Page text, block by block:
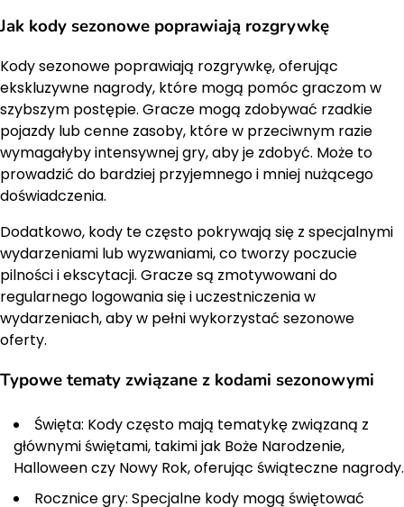
Jak kody sezonowe poprawiają rozgrywkę
Kody sezonowe poprawiają rozgrywkę, oferując
ekskluzywne nagrody, które mogą pomóc graczom w
szybszym postępie. Gracze mogą zdobywać rzadkie
pojazdy lub cenne zasoby, które w przeciwnym razie
wymagałyby intensywnej gry, aby je zdobyć. Może to
prowadzić do bardziej przyjemnego i mniej nużącego
doświadczenia.
Dodatkowo, kody te często pokrywają się z specjalnymi
wydarzeniami lub wyzwaniami, co tworzy poczucie
pilności i ekscytacji. Gracze są zmotywowani do
regularnego logowania się i uczestniczenia w
wydarzeniach, aby w pełni wykorzystać sezonowe
oferty.
Typowe tematy związane z kodami sezonowymi
Święta: Kody często mają tematykę związaną z
głównymi świętami, takimi jak Boże Narodzenie,
Halloween czy Nowy Rok, oferując świąteczne nagrody.
Rocznice gry: Specjalne kody mogą świętować